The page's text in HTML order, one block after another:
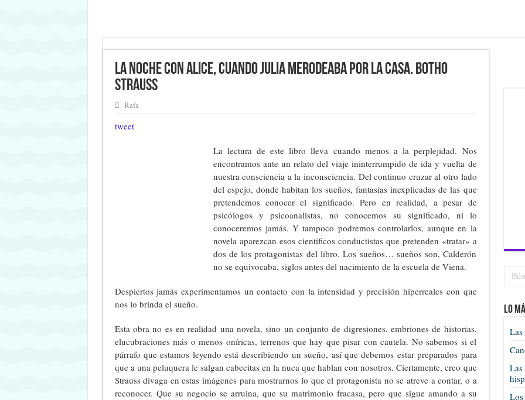
La noche con Alice, cuando Julia merodeaba por la casa. Botho
Strauss
Rafa
tweet
La lectura de este libro lleva cuando menos a la perplejidad. Nos
encontramos ante un relato del viaje ininterrumpido de ida y vuelta de
nuestra consciencia a la inconsciencia. Del continuo cruzar al otro lado
del espejo, donde habitan los sueños, fantasías inexplicadas de las que
pretendemos conocer el significado. Pero en realidad, a pesar de
psicólogos y psicoanalistas, no conocemos su significado, ni lo
conoceremos jamás. Y tampoco podremos controlarlos, aunque en la
novela aparezcan esos científicos conductistas que pretenden «tratar» a
dos de los protagonistas del libro. Los sueños… sueños son, Calderón
no se equivocaba, siglos antes del nacimiento de la escuela de Viena.
Despiertos jamás experimentamos un contacto con la intensidad y precisión hiperreales con que
nos lo brinda el sueño.
Esta obra no es en realidad una novela, sino un conjunto de digresiones, embriones de historias,
elucubraciones más o menos oníricas, terrenos que hay que pisar con cautela. No sabemos si el
párrafo que estamos leyendo está describiendo un sueño, así que debemos estar preparados para
que a una peluquera le salgan cabecitas en la nuca que hablan con nosotros. Ciertamente, creo que
Strauss divaga en estas imágenes para mostrarnos lo que el protagonista no se atreve a contar, o a
reconocer. Que su negocio se arruina, que su matrimonio fracasa, pero que sigue amando a su
Lo
Las
Los